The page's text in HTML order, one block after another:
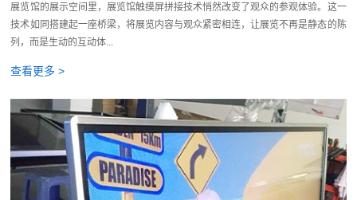
展览馆的展示空间里，展览馆触摸屏拼接技术悄然改变了观众的参观体验。这一
技术如同搭建起一座桥梁，将展览内容与观众紧密相连，让展览不再是静态的陈
列，而是生动的互动体...
查看更多 >